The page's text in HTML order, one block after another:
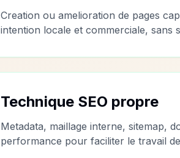
Creation ou amelioration de pages
intention locale et commerciale, sans
Technique SEO propre
Metadata, maillage interne, sitemap,
performance pour faciliter le travail